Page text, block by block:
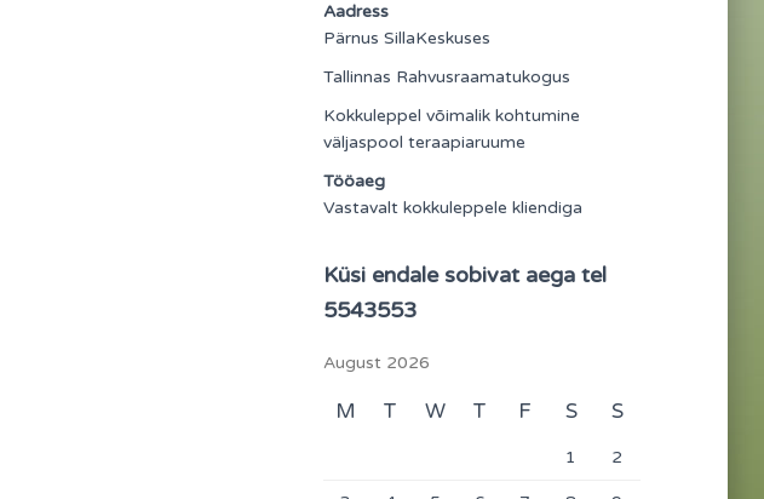
Aadress
Pärnus SillaKeskuses
Tallinnas Rahvusraamatukogus
Kokkuleppel võimalik kohtumine
väljaspool teraapiaruume
Tööaeg
Vastavalt kokkuleppele kliendiga
Küsi endale sobivat aega tel
5543553
August 2026
M T W T F S S
1 2